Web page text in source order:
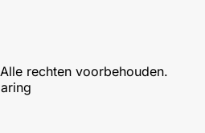
rechten voorbehouden.